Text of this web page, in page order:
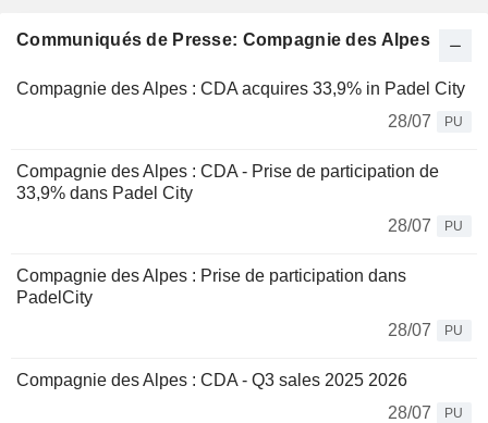
Communiqués de Presse: Compagnie des Alpes
Compagnie des Alpes : CDA acquires 33,9% in Padel City
28/07
PU
Compagnie des Alpes : CDA - Prise de participation de
33,9% dans Padel City
28/07
PU
Compagnie des Alpes : Prise de participation dans
PadelCity
28/07
PU
Compagnie des Alpes : CDA - Q3 sales 2025 2026
28/07
PU